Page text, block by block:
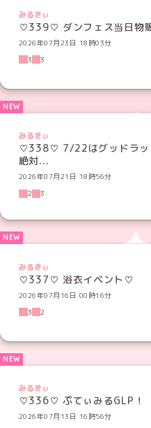
みるきぃ
♡339♡ ダンフェス当日物
2026年07月23日 18時03分
3
3
みるきぃ
♡338♡ 7/22はグッドラッ
絶対...
2026年07月21日 18時56分
2
3
みるきぃ
♡337♡ 浴衣イベント♡
2026年07月16日 00時16分
3
2
みるきぃ
♡336♡ ぷてぃみるGLP！
2026年07月13日 16時56分